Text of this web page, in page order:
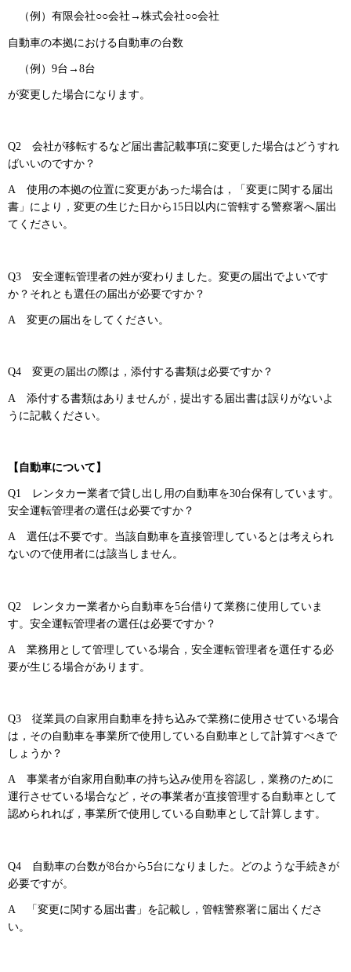
（例） 有限会社○○会社→株式会社○○会社
自動車の本拠における自動車の台数
（例） 9台→8台
が変更した場合になります。
Q2 会社が移転するなど届出書記載事項に変更した場合はどうすれ
ばいいのですか？
A 使用の本拠の位置に変更があった場合は，「変更に関する届出
書」により，変更の生じた日から 15日以内に管轄する警察署へ届出
てください。
Q3 安全運転管理者の姓が変わりました。変更の届出でよいです
か？それとも選任の届出が必要ですか？
A 変更の届出をしてください。
Q4 変更の届出の際は，添付する書類は必要ですか？
A 添付する書類はありませんが，提出する届出書は誤りがないよ
うに記載ください。
【自動車について】
Q1 レンタ カー業者で貸し出し用の自動車を30台保有しています。
安全運転管理者の選任は必要ですか？
A 選任は不要です。当該自動車を直接管理しているとは考えられ
ないので使用者には該当しません。
Q2 レン タカー業者から自動車を5台借りて業務に使用していま
す。安全運転管理者の選任は必要ですか？
A 業務用として管理している場合，安全運転管理者を選任する必
要が生じる場合があります。
Q3 従業員の自家用自動車を持ち込みで業務に使用させている場合
は，その自動車を事業所で使用している自動車として計算すべきで
しょうか？
A 事業者が自家用自動車の持ち込み使用を容認し，業務のために
運行させている場合など，その事業者が直接管理する自動車として
認められれば，事業所で使用している自動車として計算します。
Q4 自動車の台数が8台から5台になりました。どのような手続きが
必要ですが。
A 「変更に関する届出書」を記載し，管轄警察署に届出くださ
い。